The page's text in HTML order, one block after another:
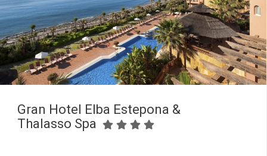
Gran Hotel Elba Estepona &
Thalasso Spa